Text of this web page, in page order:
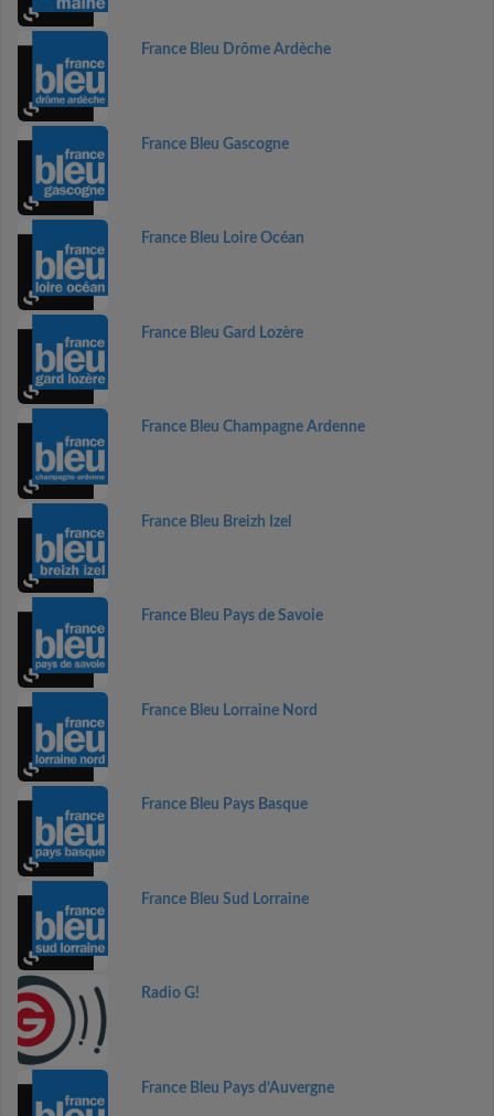
France Bleu Drôme Ardèche
France Bleu Gascogne
France Bleu Loire Océan
France Bleu Gard Lozère
France Bleu Champagne Ardenne
France Bleu Breizh Izel
France Bleu Pays de Savoie
France Bleu Lorraine Nord
France Bleu Pays Basque
France Bleu Sud Lorraine
Radio G!
France Bleu Pays d’Auvergne